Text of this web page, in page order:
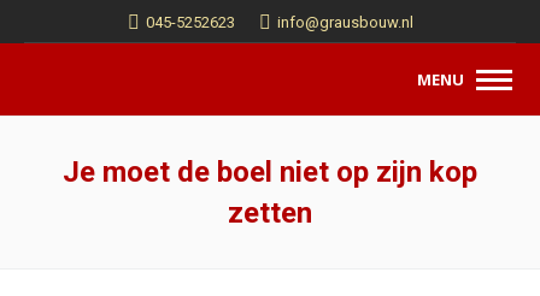
045-5252623 info@grausbouw.nl
MENU
Je moet de boel niet op zijn kop
zetten